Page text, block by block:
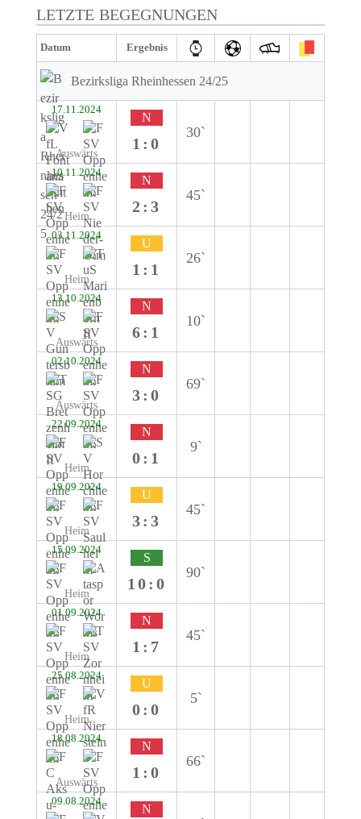
LETZTE BEGEGNUNGEN
Datum Ergebnis
Bezirksliga Rheinhessen 24/25
17.11.2024
Auswärts
N
1:0
30`
10.11.2024
Heim
N
2:3
45`
03.11.2024
Heim
U
1:1
26`
13.10.2024
Auswärts
N
6:1
10`
02.10.2024
Auswärts
N
3:0
69`
22.09.2024
Heim
N
0:1
9`
19.09.2024
Heim
U
3:3
45`
15.09.2024
Heim
S
10:0
90`
01.09.2024
Heim
N
1:7
45`
25.08.2024
Heim
U
0:0
5`
18.08.2024
Auswärts
N
1:0
66`
09.08.2024
N